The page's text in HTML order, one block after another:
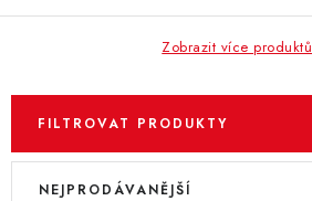
Zobrazit více produktů
FILTROVAT PRODUKTY
V
Ř
NEJPRODÁVANĚJŠÍ